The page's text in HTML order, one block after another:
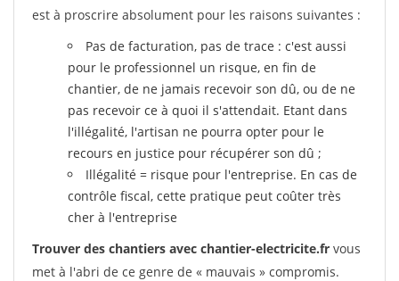
est à proscrire absolument pour les raisons suivantes :
Pas de facturation, pas de trace : c'est aussi
pour le professionnel un risque, en fin de
chantier, de ne jamais recevoir son dû, ou de ne
pas recevoir ce à quoi il s'attendait. Etant dans
l'illégalité, l'artisan ne pourra opter pour le
recours en justice pour récupérer son dû ;
Illégalité = risque pour l'entreprise. En cas de
contrôle fiscal, cette pratique peut coûter très
cher à l'entreprise
Trouver des chantiers avec chantier-electricite.fr vous
met à l'abri de ce genre de « mauvais » compromis.